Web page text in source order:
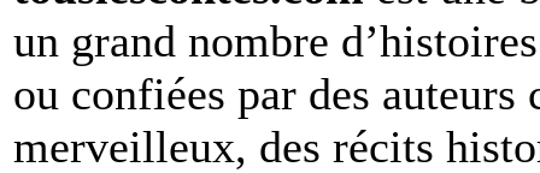
un grand nombre
ou confiées par des
merveilleux, des récits